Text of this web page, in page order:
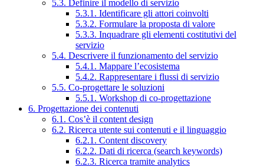
5.3. Definire il modello di servizio
5.3.1. Identificare gli attori coinvolti
5.3.2. Formulare la proposta di valore
5.3.3. Inquadrare gli elementi costitutivi del
servizio
5.4. Descrivere il funzionamento del servizio
5.4.1. Mappare l’ecosistema
5.4.2. Rappresentare i flussi di servizio
5.5. Co-progettare le soluzioni
5.5.1. Workshop di co-progettazione
6. Progettazione dei contenuti
6.1. Cos’è il content design
6.2. Ricerca utente sui contenuti e il linguaggio
6.2.1. Content discovery
6.2.2. Dati di ricerca (search keywords)
6.2.3. Ricerca tramite analytics